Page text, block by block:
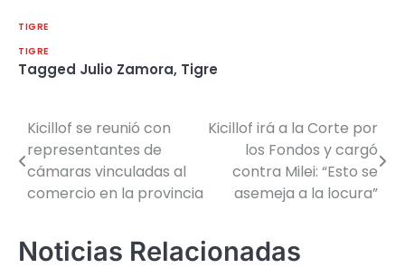
TIGRE
TIGRE
Tagged Julio Zamora, Tigre
Navegación
de
entradas
Kicillof se reunió con
representantes de
cámaras vinculadas al
comercio en la provincia
Kicillof irá a la Corte por
los Fondos y cargó
contra Milei: “Esto se
asemeja a la locura”
Noticias Relacionadas